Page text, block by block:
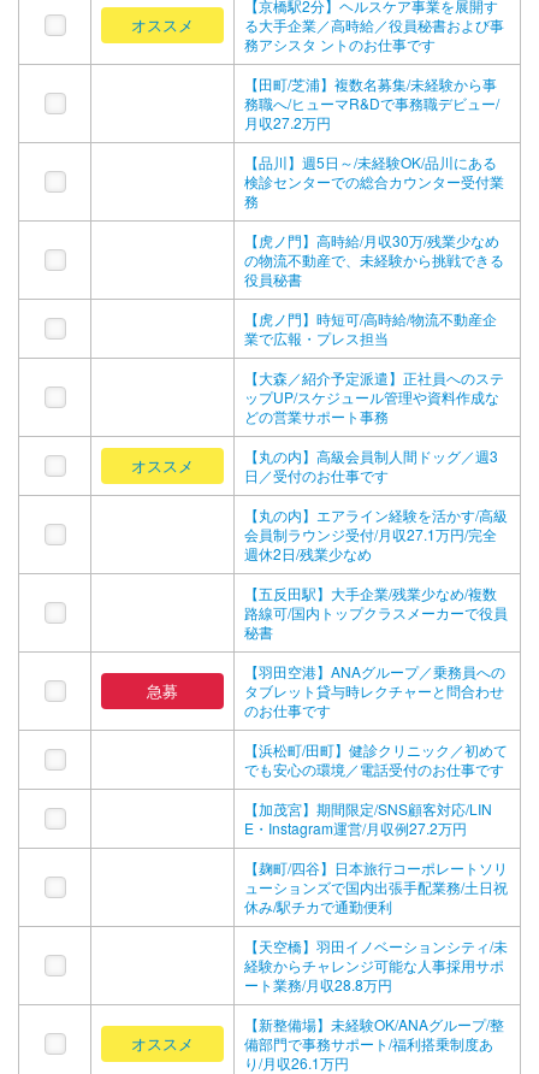
オススメ
【京橋駅2分】ヘルスケア事業を展開す
る大手企業／高時給／役員秘書および事
務アシスタ ントのお仕事です
【田町/芝浦】複数名募集/未経験から事
務職へ/ヒューマR&Dで事務職デビュー/
月収27.2万円
【品川】週5日～/未経験OK/品川にある
検診センターでの総合カウンター受付業
務
【虎ノ門】高時給/月収30万/残業少なめ
の物流不動産で、未経験から挑戦できる
役員秘書
【虎ノ門】時短可/高時給/物流不動産企
業で広報・プレス担当
【大森／紹介予定派遣】正社員へのステ
ップUP/スケジュール管理や資料作成な
どの営業サポート事務
オススメ
【丸の内】高級会員制人間ドッグ／週3
日／受付のお仕事です
【丸の内】エアライン経験を活かす/高級
会員制ラウンジ受付/月収27.1万円/完全
週休2日/残業少なめ
【五反田駅】大手企業/残業少なめ/複数
路線可/国内トップクラスメーカーで役員
秘書
急募
【羽田空港】ANAグループ／乗務員への
タブレット貸与時レクチャーと問合わせ
のお仕事です
【浜松町/田町】健診クリニック／初めて
でも安心の環境／電話受付のお仕事です
【加茂宮】期間限定/SNS顧客対応/LIN
E・Instagram運営/月収例27.2万円
【麹町/四谷】日本旅行コーポレートソリ
ューションズで国内出張手配業務/土日祝
休み/駅チカで通勤便利
【天空橋】羽田イノベーションシティ/未
経験からチャレンジ可能な人事採用サポ
ート業務/月収28.8万円
オススメ
【新整備場】未経験OK/ANAグループ/整
備部門で事務サポート/福利搭乗制度あ
り/月収26.1万円